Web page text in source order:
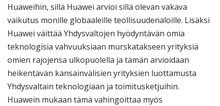
Huaweihin, sillä Huawei arvioi sillä olevan vakava
vaikutus monille globaaleille teollisuudenaloille. Lisäksi
Huawei väittää Yhdysvaltojen hyödyntävän omia
teknologisia vahvuuksiaan murskatakseen yrityksiä
omien rajojensa ulkopuolella ja tämän arvioidaan
heikentävän kansainvälisien yrityksien luottamusta
Yhdysvaltain teknologiaan ja toimitusketjuihin.
Huawein mukaan tämä vahingoittaa myös